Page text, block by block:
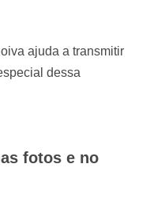
ajuda a transmitir
dessa
fotos e no